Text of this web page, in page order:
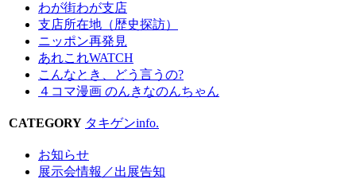
わが街わが支店
支店所在地（歴史探訪）
ニッポン再発見
あれこれWATCH
こんなとき、どう言うの?
４コマ漫画 のんきなのんちゃん
CATEGORY タキゲンinfo.
お知らせ
展示会情報／出展告知